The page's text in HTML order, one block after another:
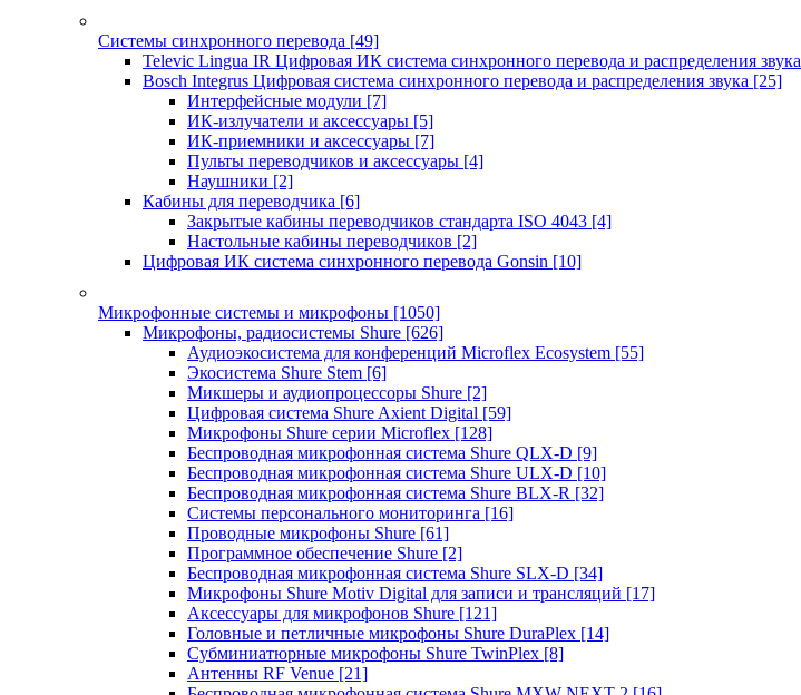
Системы синхронного перевода [49]
Televic Lingua IR Цифровая ИК система синхронного перевода и распределения звука
Bosch Integrus Цифровая система синхронного перевода и распределения звука [25]
Интерфейсные модули [7]
ИК-излучатели и аксессуары [5]
ИК-приемники и аксессуары [7]
Пульты переводчиков и аксессуары [4]
Наушники [2]
Кабины для переводчика [6]
Закрытые кабины переводчиков стандарта ISO 4043 [4]
Настольные кабины переводчиков [2]
Цифровая ИК система синхронного перевода Gonsin [10]
Микрофонные системы и микрофоны [1050]
Микрофоны, радиосистемы Shure [626]
Аудиоэкосистема для конференций Microflex Ecosystem [55]
Экосистема Shure Stem [6]
Микшеры и аудиопроцессоры Shure [2]
Цифровая система Shure Axient Digital [59]
Микрофоны Shure серии Microflex [128]
Беспроводная микрофонная система Shure QLX-D [9]
Беспроводная микрофонная система Shure ULX-D [10]
Беспроводная микрофонная система Shure BLX-R [32]
Системы персонального мониторинга [16]
Проводные микрофоны Shure [61]
Программное обеспечение Shure [2]
Беспроводная микрофонная система Shure SLX-D [34]
Микрофоны Shure Motiv Digital для записи и трансляций [17]
Аксессуары для микрофонов Shure [121]
Головные и петличные микрофоны Shure DuraPlex [14]
Субминиатюрные микрофоны Shure TwinPlex [8]
Антенны RF Venue [21]